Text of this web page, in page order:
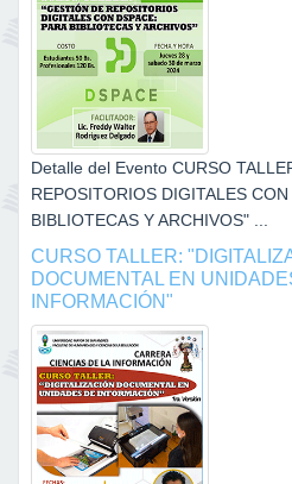
Detalle del Evento CURSO
REPOSITORIOS DIGITALES CON
BIBLIOTECAS Y ARCHIVOS" ...
CURSO TALLER:
DOCUMENTAL EN
INFORMACIÓN"